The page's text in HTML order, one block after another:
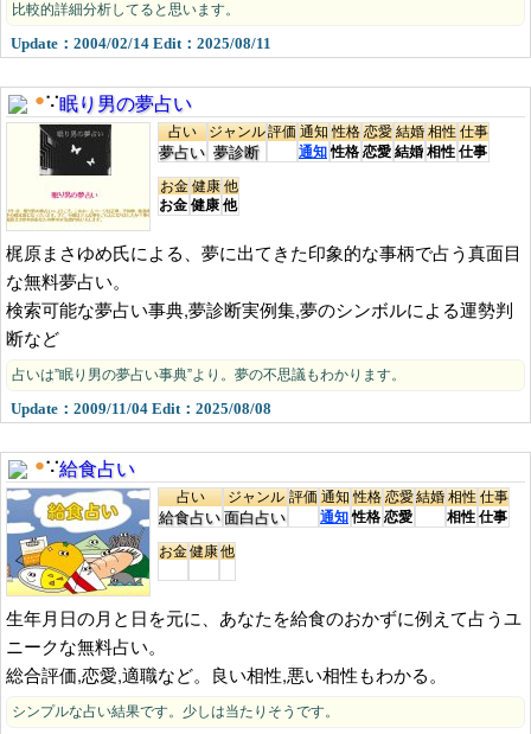
比較的詳細分析してると思います。
Update：2004/02/14 Edit：2025/08/11
●∵眠り男の夢占い
占い
夢占い
ジャンル
夢診断
評価通知
通知
性格
性格
恋愛
恋愛
結婚
結婚
相性
相性
仕事
仕事
お金
お金
健康
健康
他
他
梶原まさゆめ氏による、夢に出てきた印象的な事柄で占う真面目
な無料夢占い。
検索可能な夢占い事典,夢診断実例集,夢のシンボルによる運勢判
断など
占いは”眠り男の夢占い事典”より。夢の不思議もわかります。
Update：2009/11/04 Edit：2025/08/08
●∵給食占い
占い
給食占い
ジャンル
面白占い
評価通知
通知
性格
性格
恋愛
恋愛
結婚相性
相性
仕事
仕事
お金健康他
生年月日の月と日を元に、あなたを給食のおかずに例えて占うユ
ニークな無料占い。
総合評価,恋愛,適職など。良い相性,悪い相性もわかる。
シンプルな占い結果です。少しは当たりそうです。